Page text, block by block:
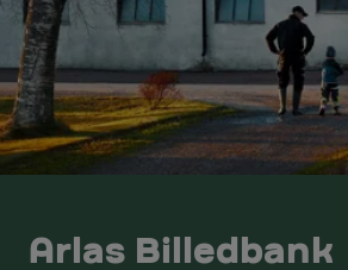
Arlas Billedbank